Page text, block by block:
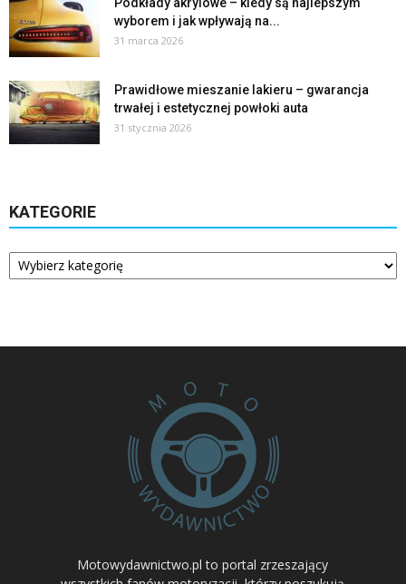
wyborem i jak wpływają na...
31 marca 2026
Prawidłowe mieszanie lakieru – gwarancja
trwałej i estetycznej powłoki auta
31 stycznia 2026
KATEGORIE
Kategorie
Motowydawnictwo.pl to portal zrzeszający